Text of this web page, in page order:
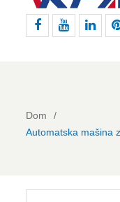
Dom
Automatska mašina